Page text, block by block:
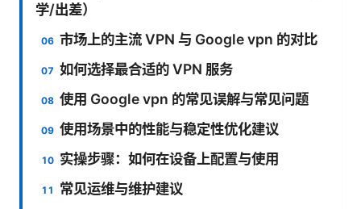
学/出差）
市场上的主流 VPN 与 Google vpn 的对比
如何选择最合适的 VPN 服务
使用 Google vpn 的常见误解与常见问题
使用场景中的性能与稳定性优化建议
实操步骤：如何在设备上配置与使用
常见运维与维护建议